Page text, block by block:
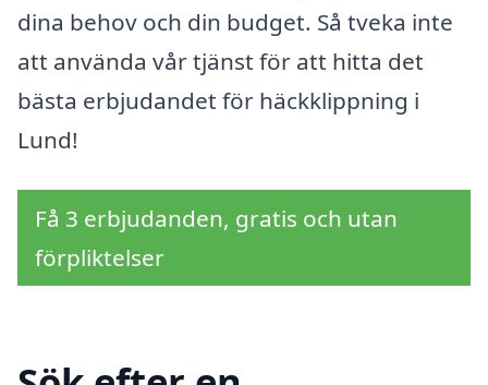
dina behov och din budget. Så tveka inte
att använda vår tjänst för att hitta det
bästa erbjudandet för häckklippning i
Lund!
Få 3 erbjudanden, gratis och utan
förpliktelser